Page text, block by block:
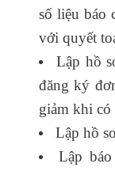
số liệu báo
với quyết
Lập hồ
đăng ký
giảm khi có
Lập hồ
Lập